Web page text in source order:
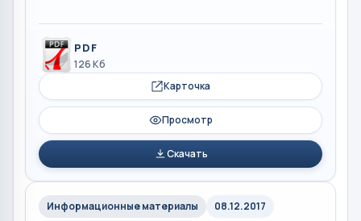
PDF
126 Кб
Карточка
Просмотр
Скачать
Информационные материалы 08.12.2017